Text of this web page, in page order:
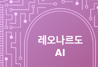
레오나르도
AI